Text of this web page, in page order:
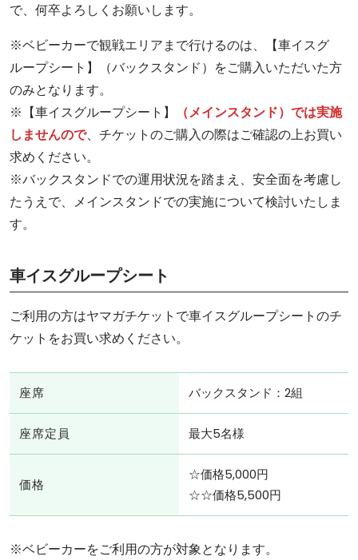
で、何卒よろしくお願いします。
※ベビーカーで観戦エリアまで行けるのは、【車イスグ
ループシート】（バックスタンド）をご購入いただいた方
のみとなります。
※【車イスグループシート】
（メインスタンド）では実施
しませんので、チケットのご購入の際はご確認の上お買い
求めください。
※バックスタンドでの運用状況を踏まえ、安全面を考慮し
たうえで、メインスタンドでの実施について検討いたしま
す。
車イスグループシート
ご利用の方はヤマガチケットで車イスグループシートのチ
ケットをお買い求めください。
座席 バックスタンド：2組
座席定員 最大5名様
価格
☆価格5,000円
☆☆価格5,500円
※ベビーカーをご利用の方が対象となります。